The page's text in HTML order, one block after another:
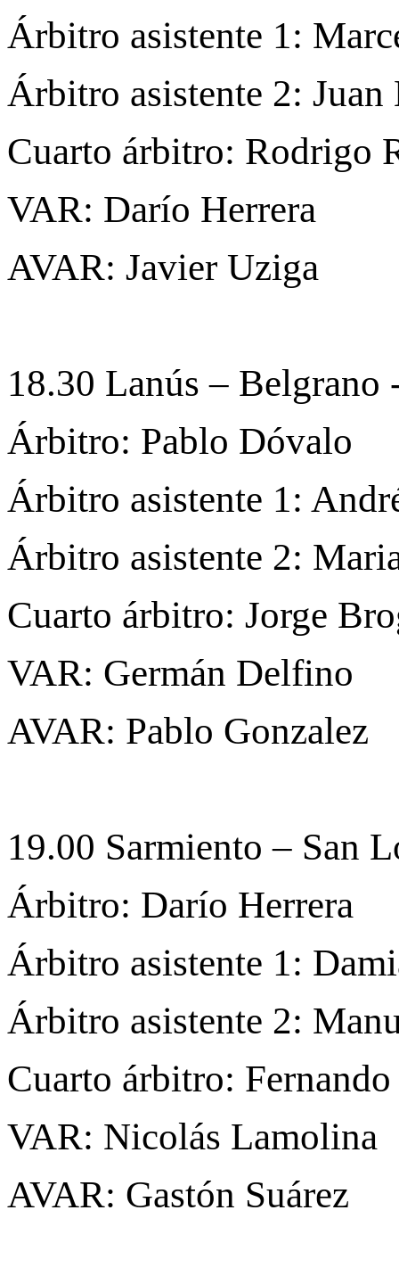
Árbitro asistente 1:
Árbitro asistente 2: Juan
Cuarto árbitro: Rodrigo
VAR: Darío Herrera
AVAR: Javier Uziga
18.30 Lanús –
Árbitro: Pablo Dóvalo
Árbitro asistente 1:
Árbitro asistente 2:
Cuarto árbitro: Jorge
VAR: Germán Delfino
AVAR: Pablo Gonzalez
19.00 Sarmiento – San
Árbitro: Darío Herrera
Árbitro asistente 1:
Árbitro asistente 2:
Cuarto árbitro: Fernando
VAR: Nicolás Lamolina
AVAR: Gastón Suárez